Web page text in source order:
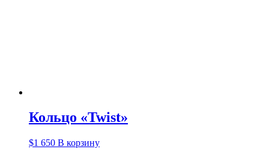
Кольцо «Twist»
$1 650 В корзину